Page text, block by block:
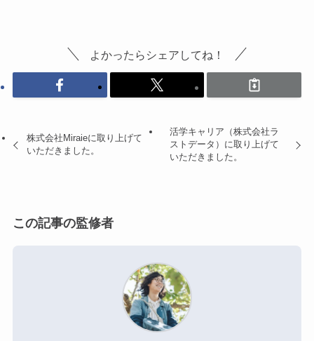
よかったらシェアしてね！
株式会社Miraieに取り上げて
いただきました。
活学キャリア（株式会社ラ
ストデータ）に取り上げて
いただきました。
この記事の監修者